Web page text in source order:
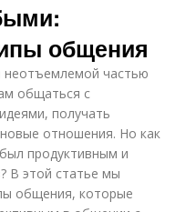
общения
неотъемлемой частью
общаться с
получать
отношения. Но как
продуктивным и
В этой статье мы
общения, которые